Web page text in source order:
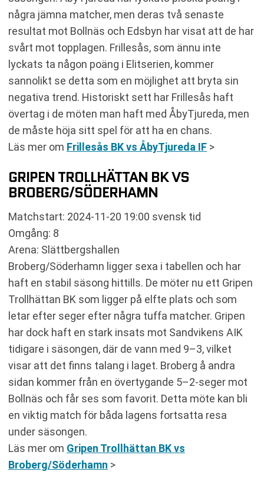
några jämna matcher, men deras två senaste
resultat mot Bollnäs och Edsbyn har visat att de har
svårt mot topplagen. Frillesås, som ännu inte
lyckats ta någon poäng i Elitserien, kommer
sannolikt se detta som en möjlighet att bryta sin
negativa trend. Historiskt sett har Frillesås haft
övertag i de möten man haft med ÅbyTjureda, men
de måste höja sitt spel för att ha en chans.
Läs mer om Frillesås BK vs ÅbyTjureda IF >
GRIPEN TROLLHÄTTAN BK VS
BROBERG/SÖDERHAMN
Matchstart: 2024-11-20 19:00 svensk tid
Omgång: 8
Arena: Slättbergshallen
Broberg/Söderhamn ligger sexa i tabellen och har
haft en stabil säsong hittills. De möter nu ett Gripen
Trollhättan BK som ligger på elfte plats och som
letar efter seger efter några tuffa matcher. Gripen
har dock haft en stark insats mot Sandvikens AIK
tidigare i säsongen, där de vann med 9–3, vilket
visar att det finns talang i laget. Broberg å andra
sidan kommer från en övertygande 5–2-seger mot
Bollnäs och får ses som favorit. Detta möte kan bli
en viktig match för båda lagens fortsatta resa
under säsongen.
Läs mer om Gripen Trollhättan BK vs
Broberg/Söderhamn >